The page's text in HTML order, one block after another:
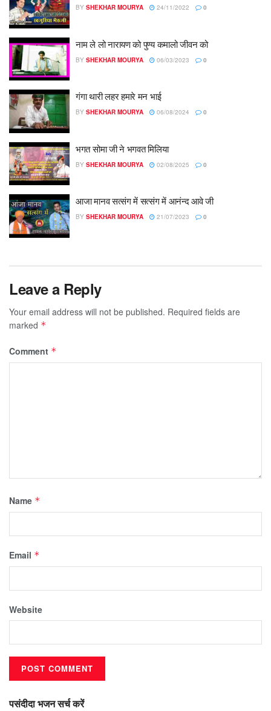
BY SHEKHAR MOURYA 24/11/2022 0
नाम ले लो नारायण को पुण्य कमालो जीवन को
BY SHEKHAR MOURYA 06/03/2023 0
गंगा थारी लहर हमारे मन भाई
BY SHEKHAR MOURYA 06/08/2024 0
भगत सोमा जी ने भगवत मिलिया
BY SHEKHAR MOURYA 02/08/2025 0
आजा मानव सत्संग में सत्संग में आनंन्द आवे जी
BY SHEKHAR MOURYA 21/07/2023 0
Leave a Reply
Your email address will not be published. Required fields are
marked *
Comment *
Name *
Email *
Website
पसंदीदा भजन सर्च करें